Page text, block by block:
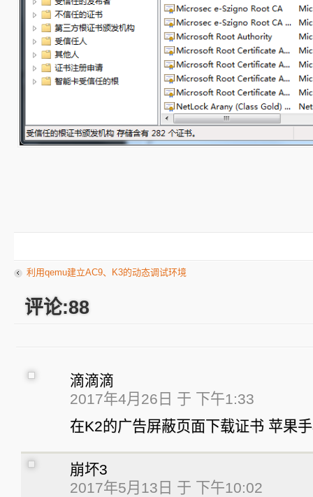
利用qemu建立AC9、K3的动态调试环境
评论:88
滴滴滴
2017年4月26日 于 下午1:33
在K2的广告屏蔽页面下载证书 苹果
崩坏3
2017年5月13日 于 下午10:02